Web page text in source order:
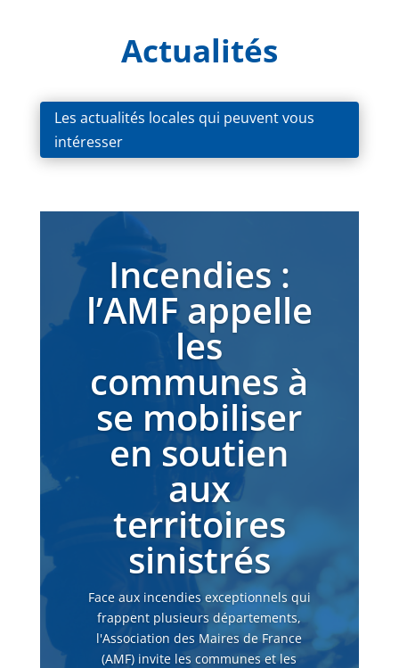
Actualités
Les actualités locales qui peuvent vous
intéresser
Incendies :
l’AMF appelle
les
communes à
se mobiliser
en soutien
aux
territoires
sinistrés
Face aux incendies exceptionnels qui
frappent plusieurs départements,
l'Association des Maires de France
(AMF) invite les communes et les